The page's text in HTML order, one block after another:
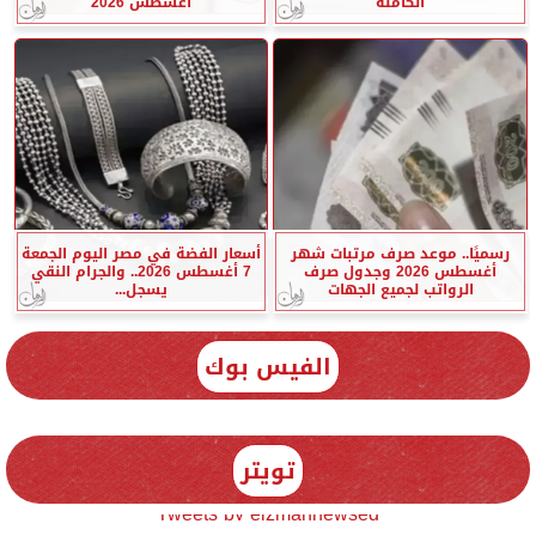
رسميًا.. موعد صرف مرتبات شهر
أغسطس 2026 وجدول صرف
الرواتب لجميع الجهات
أسعار الفضة في مصر اليوم الجمعة
7 أغسطس 2026.. والجرام النقي
يسجل...
الفيس بوك
تويتر
Tweets by elzmannewseg